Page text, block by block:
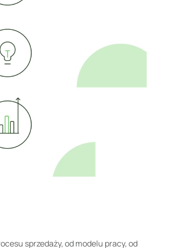
sprzedaży, od modelu pracy, od